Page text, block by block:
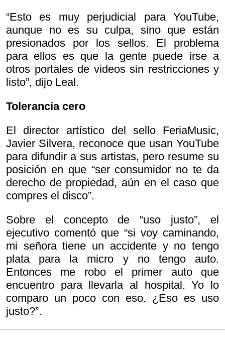
“Esto es muy perjudicial para YouTube,
aunque no es su culpa, sino que están
presionados por los sellos. El problema
para ellos es que la gente puede irse a
otros portales de videos sin restricciones y
listo”, dijo Leal.
Tolerancia cero
El director artístico del sello FeriaMusic,
Javier Silvera, reconoce que usan YouTube
para difundir a sus artistas, pero resume su
posición en que “ser consumidor no te da
derecho de propiedad, aún en el caso que
compres el disco”.
Sobre el concepto de “uso justo”, el
ejecutivo comentó que “si voy caminando,
mi señora tiene un accidente y no tengo
plata para la micro y no tengo auto.
Entonces me robo el primer auto que
encuentro para llevarla al hospital. Yo lo
comparo un poco con eso. ¿Eso es uso
justo?”.